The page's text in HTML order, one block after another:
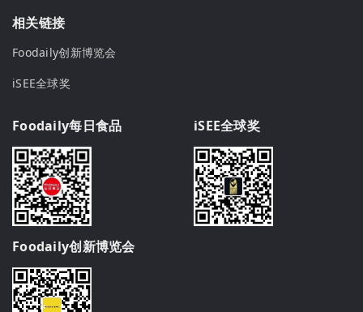
相关链接
Foodaily创新博览会
iSEE全球奖
Foodaily每日食品 iSEE全球奖
Foodaily创新博览会